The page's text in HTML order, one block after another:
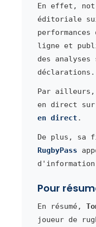
En effet,
éditoriale
performances
ligne et
des analyses
déclarations.
Par ailleurs,
en direct sur
en direct .
De plus, sa
RugbyPass
Pour
En résumé,
joueur de